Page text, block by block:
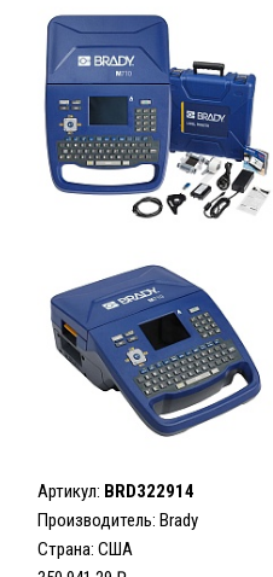
Артикул: BRD322914
Производитель: Brady
Страна: США